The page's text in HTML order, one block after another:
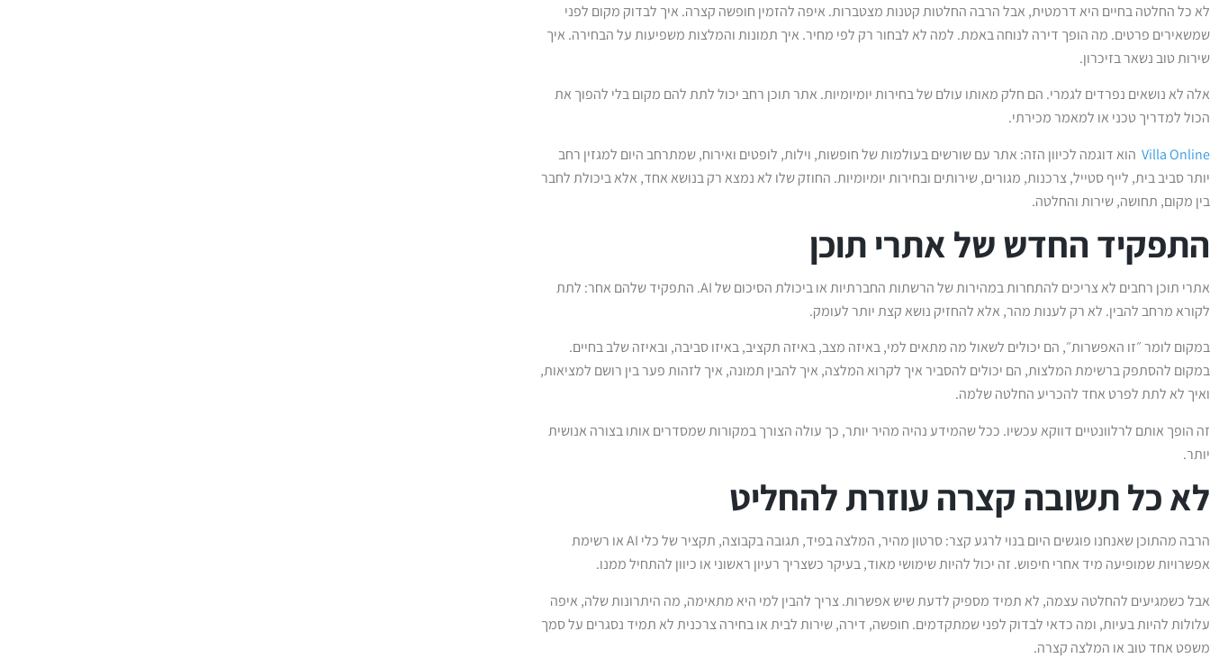
לא כל החלטה בחיים היא דרמטית, אבל הרבה החלטות קטנות מצטברות. איפה להזמין חופשה קצרה. איך לבדוק מקום לפני
שמשאירים פרטים. מה הופך דירה לנוחה באמת. למה לא לבחור רק לפי מחיר. איך תמונות והמלצות משפיעות על הבחירה. איך
שירות טוב נשאר בזיכרון.
אלה לא נושאים נפרדים לגמרי. הם חלק מאותו עולם של בחירות יומיומיות. אתר תוכן רחב יכול לתת להם מקום בלי להפוך את
הכול למדריך טכני או למאמר מכירתי.
Villa Online הוא דוגמה לכיוון הזה: אתר עם שורשים בעולמות של חופשות, וילות, לופטים ואירוח, שמתרחב היום למגזין רחב
יותר סביב בית, לייף סטייל, צרכנות, מגורים, שירותים ובחירות יומיומיות. החוזק שלו לא נמצא רק בנושא אחד, אלא ביכולת לחבר
בין מקום, תחושה, שירות והחלטה.
התפקיד החדש של אתרי תוכן
אתרי תוכן רחבים לא צריכים להתחרות במהירות של הרשתות החברתיות או ביכולת הסיכום של AI. התפקיד שלהם אחר: לתת
לקורא מרחב להבין. לא רק לענות מהר, אלא להחזיק נושא קצת יותר לעומק.
במקום לומר ״זו האפשרות״, הם יכולים לשאול מה מתאים למי, באיזה מצב, באיזה תקציב, באיזו סביבה, ובאיזה שלב בחיים.
במקום להסתפק ברשימת המלצות, הם יכולים להסביר איך לקרוא המלצה, איך להבין תמונה, איך לזהות פער בין רושם למציאות,
ואיך לא לתת לפרט אחד להכריע החלטה שלמה.
זה הופך אותם לרלוונטיים דווקא עכשיו. ככל שהמידע נהיה מהיר יותר, כך עולה הצורך במקורות שמסדרים אותו בצורה אנושית
יותר.
לא כל תשובה קצרה עוזרת להחליט
הרבה מהתוכן שאנחנו פוגשים היום בנוי לרגע קצר: סרטון מהיר, המלצה בפיד, תגובה בקבוצה, תקציר של כלי AI או רשימת
אפשרויות שמופיעה מיד אחרי חיפוש. זה יכול להיות שימושי מאוד, בעיקר כשצריך רעיון ראשוני או כיוון להתחיל ממנו.
אבל כשמגיעים להחלטה עצמה, לא תמיד מספיק לדעת שיש אפשרות. צריך להבין למי היא מתאימה, מה היתרונות שלה, איפה
עלולות להיות בעיות, ומה כדאי לבדוק לפני שמתקדמים. חופשה, דירה, שירות לבית או בחירה צרכנית לא תמיד נסגרים על סמך
משפט אחד טוב או המלצה קצרה.